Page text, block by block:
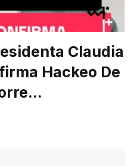
Claudia
Hackeo De